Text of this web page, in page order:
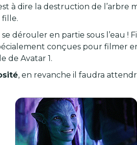
à dire la destruction de
fille.
en partie sous l’eau !
conçues pour filmer
de Avatar 1.
, en revanche il faudra